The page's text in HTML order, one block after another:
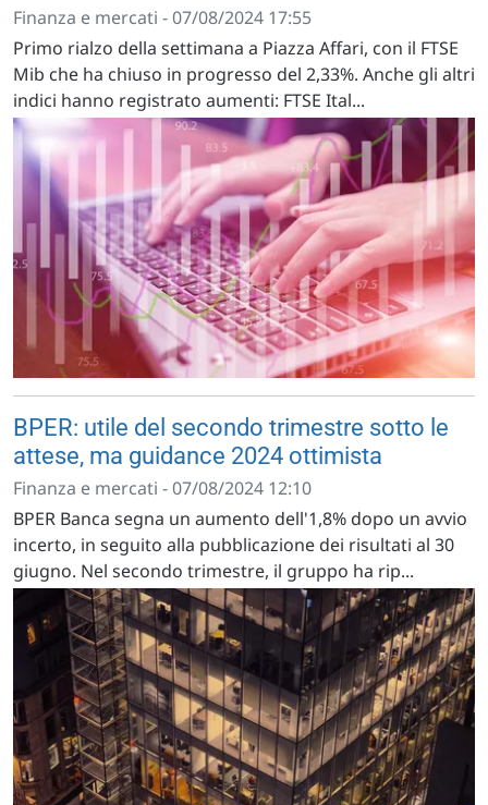
Finanza e mercati - 07/08/2024 17:55
Primo rialzo della settimana a Piazza Affari, con il FTSE
Mib che ha chiuso in progresso del 2,33%. Anche gli altri
indici hanno registrato aumenti: FTSE Ital...
BPER: utile del secondo trimestre sotto le
attese, ma guidance 2024 ottimista
Finanza e mercati - 07/08/2024 12:10
BPER Banca segna un aumento dell'1,8% dopo un avvio
incerto, in seguito alla pubblicazione dei risultati al 30
giugno. Nel secondo trimestre, il gruppo ha rip...